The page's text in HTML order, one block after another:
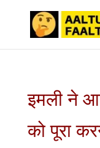
इमली ने
को पूरा